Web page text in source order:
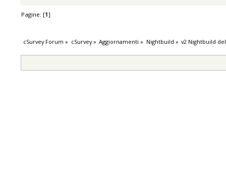
Pagine: [1]
cSurvey Forum » cSurvey» Aggiornamenti » Nightbuild » v2 Nightbuild